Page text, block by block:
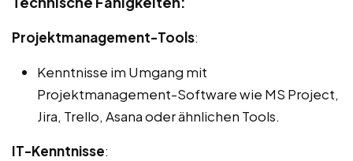
Projektmanagement-Tools:
Kenntnisse im Umgang mit
Projektmanagement-Software wie MS Project,
Jira, Trello, Asana oder ähnlichen Tools.
IT-Kenntnisse: